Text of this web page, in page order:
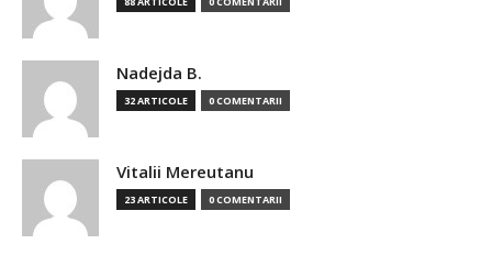
Nadejda B.
32 ARTICOLE 0 COMENTARII
Vitalii Mereutanu
23 ARTICOLE 0 COMENTARII